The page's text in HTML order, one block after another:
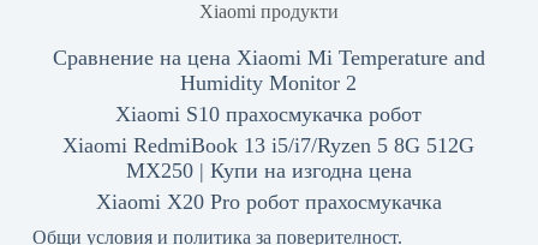
Xiaomi продукти
Сравнение на цена Xiaomi Mi Temperature and
Humidity Monitor 2
Xiaomi S10 прахосмукачка робот
Xiaomi RedmiBook 13 i5/i7/Ryzen 5 8G 512G
MX250 | Купи на изгодна цена
Xiaomi X20 Pro робот прахосмукачка
Общи условия и политика за поверителност.